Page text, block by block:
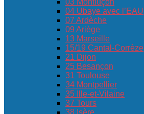
03 Montluçon
04 Ubaye avec l’EAU
07 Ardèche
09 Ariège
13 Marseille
15/19 Cantal-Corrèze
21 Dijon
25 Besançon
31 Toulouse
34 Montpellier
35 Ille-et-Vilaine
37 Tours
38 Isère